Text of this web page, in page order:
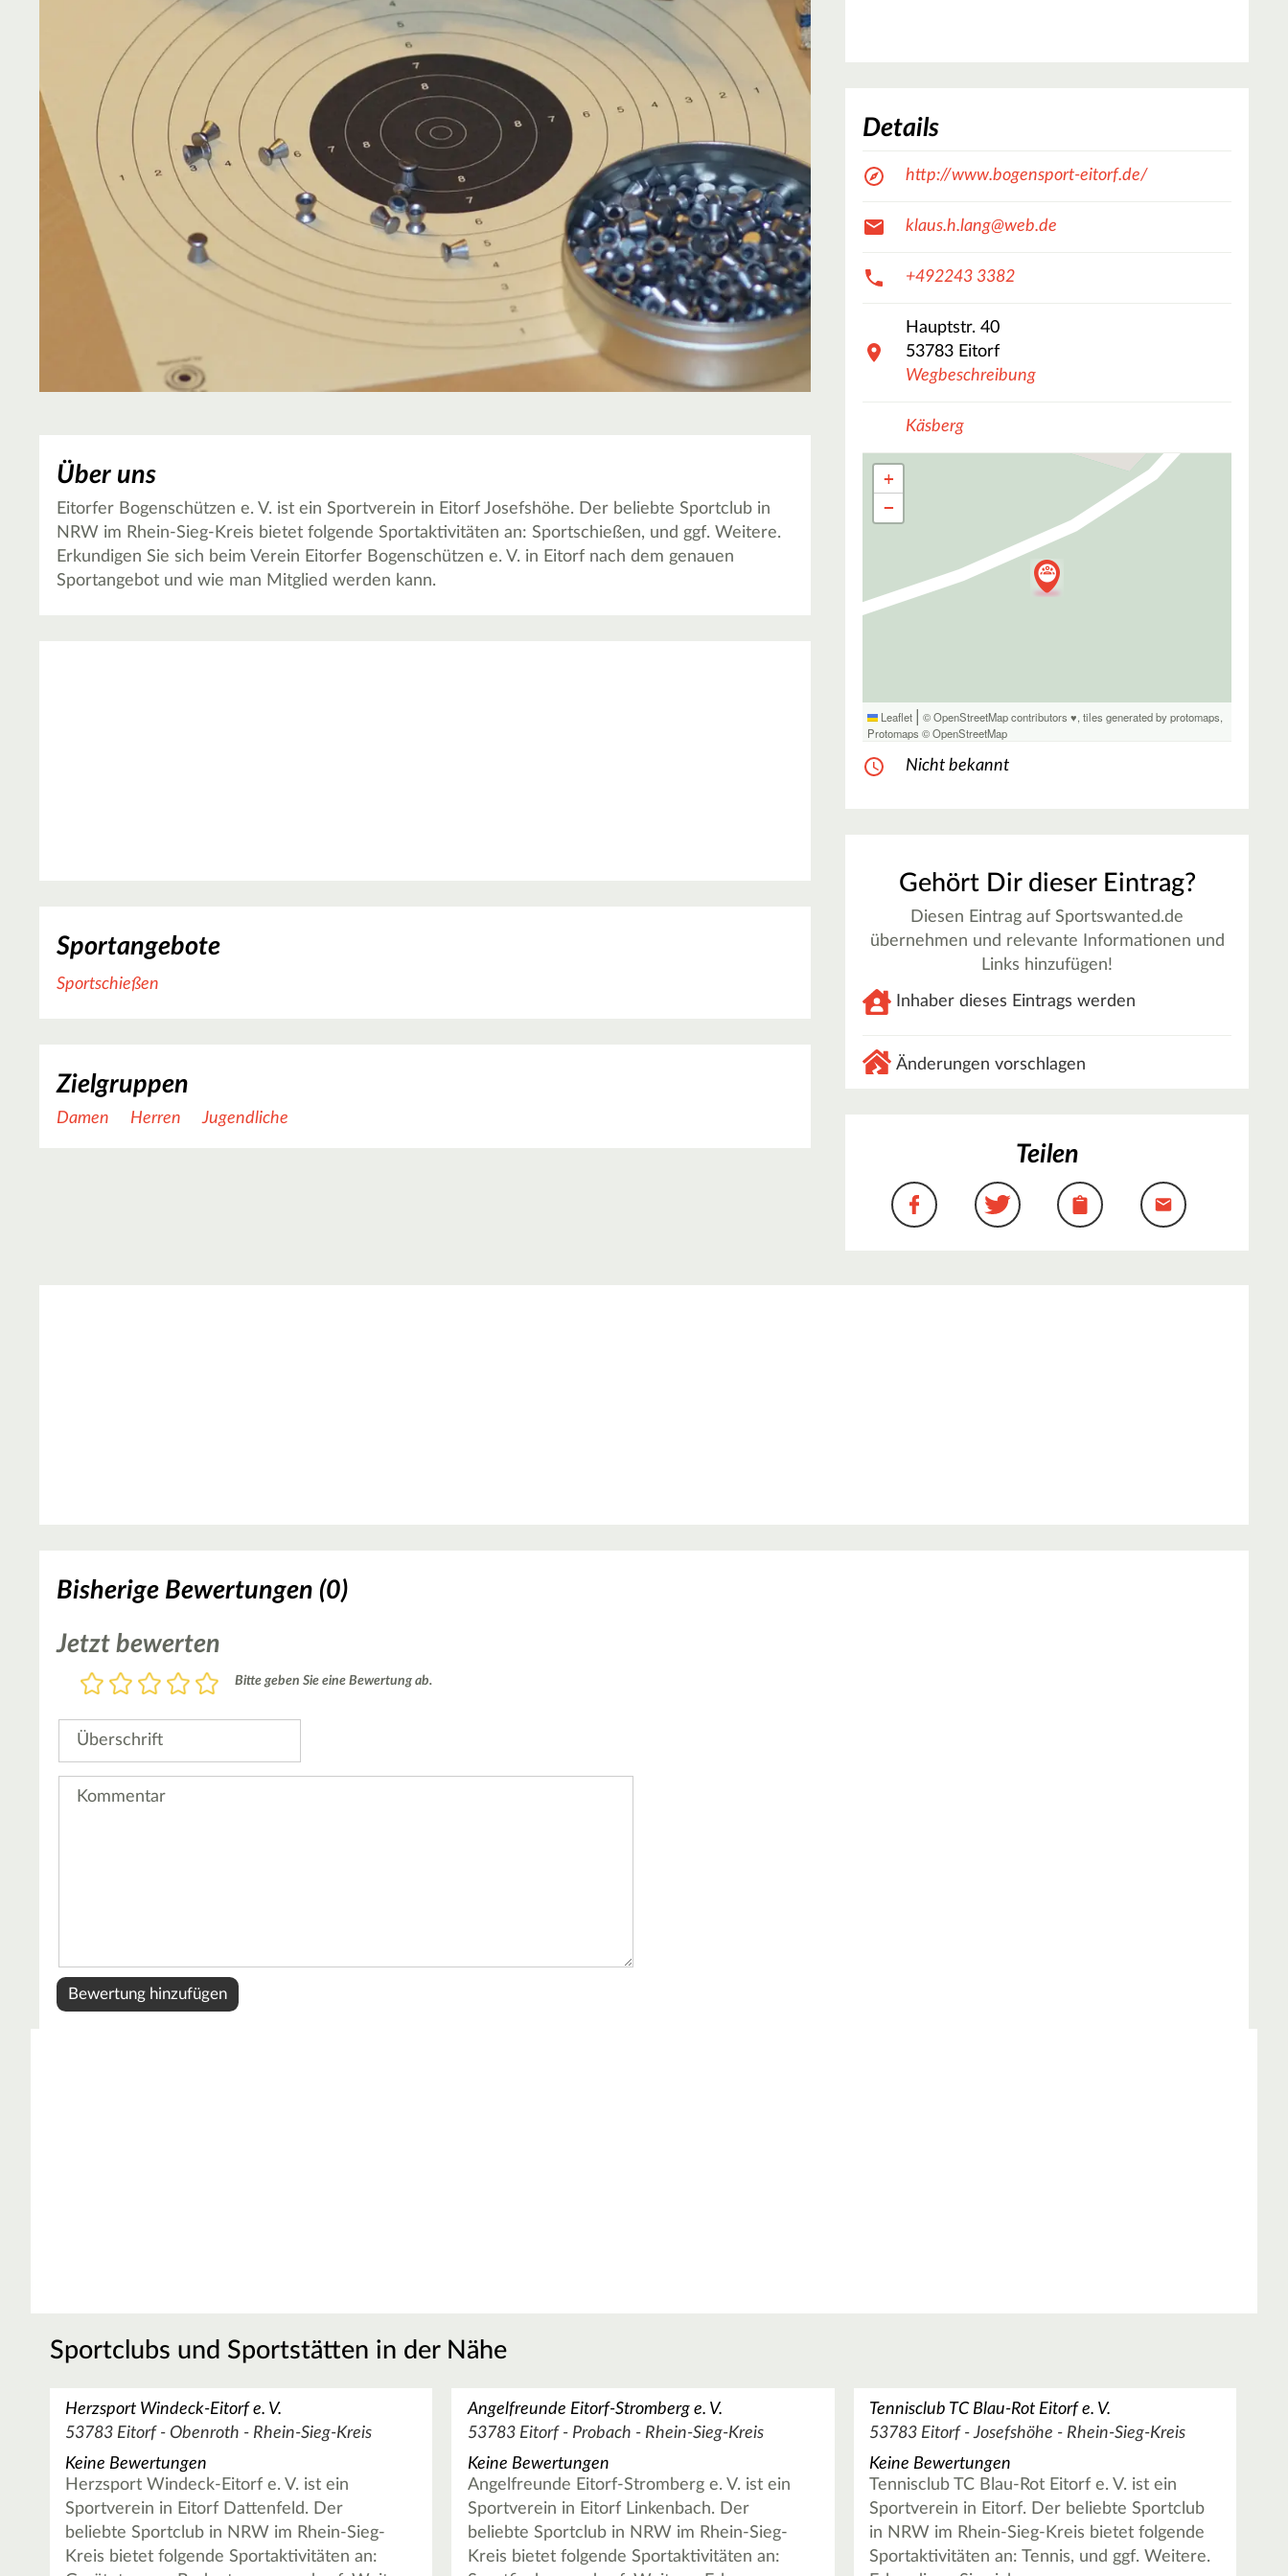
Über uns
Eitorfer Bogenschützen e. V. ist ein Sportverein in Eitorf Josefshöhe. Der beliebte Sportclub in
NRW im Rhein-Sieg-Kreis bietet folgende Sportaktivitäten an: Sportschießen, und ggf. Weitere.
Erkundigen Sie sich beim Verein Eitorfer Bogenschützen e. V. in Eitorf nach dem genauen
Sportangebot und wie man Mitglied werden kann.
Sportangebote
Sportschießen
Zielgruppen
Damen Herren Jugendliche
Details
http://www.bogensport-eitorf.de/
klaus.h.lang@web.de
+492243 3382
Hauptstr. 40
53783 Eitorf
Wegbeschreibung
Käsberg
+
−
Leaflet | © OpenStreetMap contributors ♥,tiles generated by protomaps,
Protomaps ©OpenStreetMap
Nicht bekannt
Gehört Dir dieser Eintrag?
Diesen Eintrag auf Sportswanted.de
übernehmen und relevante Informationen und
Links hinzufügen!
Inhaber dieses Eintrags werden
Änderungen vorschlagen
Teilen
Bisherige Bewertungen (0)
Jetzt bewerten
Bewertung
5
4
3
2
1
Bitte geben Sie eine Bewertung ab.
Überschrift
Sportclubs und Sportstätten in der Nähe
Herzsport Windeck-Eitorf e. V.
53783 Eitorf - Obenroth - Rhein-Sieg-Kreis
Keine Bewertungen
Herzsport Windeck-Eitorf e. V. ist ein
Sportverein in Eitorf Dattenfeld. Der
beliebte Sportclub in NRW im Rhein-Sieg-
Kreis bietet folgende Sportaktivitäten an:
Angelfreunde Eitorf-Stromberg e. V.
53783 Eitorf - Probach - Rhein-Sieg-Kreis
Keine Bewertungen
Angelfreunde Eitorf-Stromberg e. V. ist ein
Sportverein in Eitorf Linkenbach. Der
beliebte Sportclub in NRW im Rhein-Sieg-
Kreis bietet folgende Sportaktivitäten an:
Tennisclub TC Blau-Rot Eitorf e. V.
53783 Eitorf - Josefshöhe - Rhein-Sieg-Kreis
Keine Bewertungen
Tennisclub TC Blau-Rot Eitorf e. V. ist ein
Sportverein in Eitorf. Der beliebte Sportclub
in NRW im Rhein-Sieg-Kreis bietet folgende
Sportaktivitäten an: Tennis, und ggf. Weitere.